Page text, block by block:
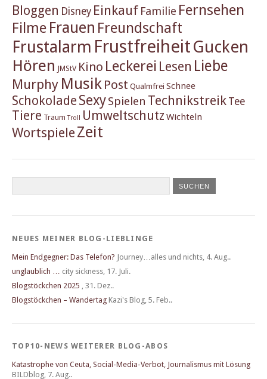
Bloggen Disney Einkauf Familie Fernsehen
Filme Frauen Freundschaft
Frustalarm FrustfreiheitGucken
Hören JMStV Kino Leckerei Lesen Liebe
Murphy Musik Post Qualmfrei Schnee
Schokolade SexySpielen Technikstreik Tee
Tiere Traum Troll Umweltschutz Wichteln
Wortspiele Zeit
NEUES MEINER BLOG-LIEBLINGE
Mein Endgegner: Das Telefon? Journey…alles und nichts 4. Aug..
unglaublich …
city sickness 17. Juli.
Blogstöckchen 2025
31. Dez..
Blogstöckchen – Wandertag Kazi's Blog 5. Feb..
TOP10-NEWS WEITERER BLOG-ABOS
Katastrophe von Ceuta, Social-Media-Verbot, Journalismus mit Lösung
BILDblog 7. Aug..